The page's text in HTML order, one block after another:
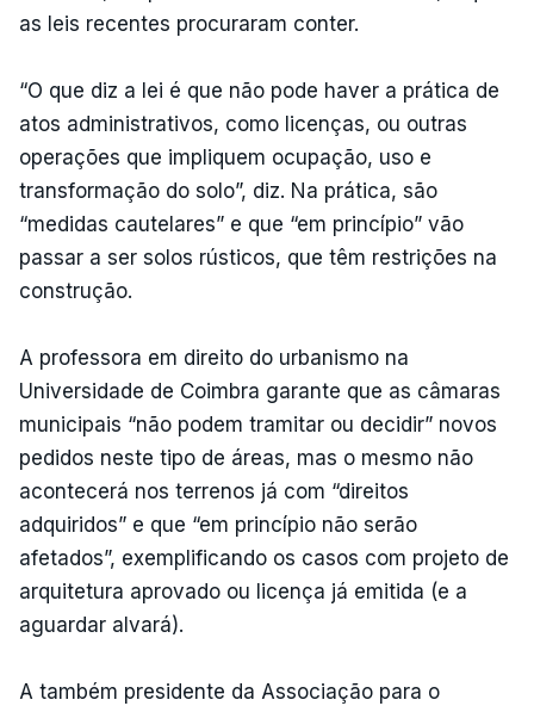
as leis recentes procuraram conter.
“O que diz a lei é que não pode haver a prática de
atos administrativos, como licenças, ou outras
operações que impliquem ocupação, uso e
transformação do solo”, diz. Na prática, são
“medidas cautelares” e que “em princípio” vão
passar a ser solos rústicos, que têm restrições na
construção.
A professora em direito do urbanismo na
Universidade de Coimbra garante que as câmaras
municipais “não podem tramitar ou decidir” novos
pedidos neste tipo de áreas, mas o mesmo não
acontecerá nos terrenos já com “direitos
adquiridos” e que “em princípio não serão
afetados”, exemplificando os casos com projeto de
arquitetura aprovado ou licença já emitida (e a
aguardar alvará).
A também presidente da Associação para o